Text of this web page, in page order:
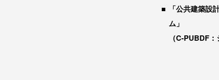
「公共建築設
ム」
（C-PUBDF